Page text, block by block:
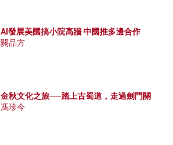
AI發展美國搞小院高牆 中國推多邊合作
關品方
金秋文化之旅──踏上古蜀道，走過劍門關
馮珍今